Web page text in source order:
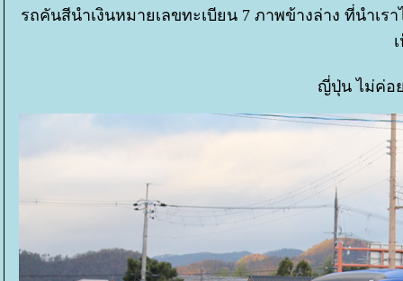
รถคันสีนำเงินหมายเลขทะเบียน 7 ภาพข้างล่าง ที่นำเ
ญี่ปุ่น ไม่ค่อ